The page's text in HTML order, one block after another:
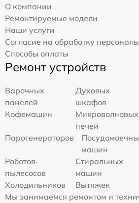
О компании
Ремонтируемые модели
Наши услуги
Согласие на обработку
Способы оплаты
Ремонт устройств
Варочных
панелей
Духовых
шкафов
Кофемашин
Микроволновых
печей
Парогенераторов
машин
Роботов-
пылесосов
Стиральных
машин
Холодильников
Вытяжек
Мы занимаемся ремонтом и